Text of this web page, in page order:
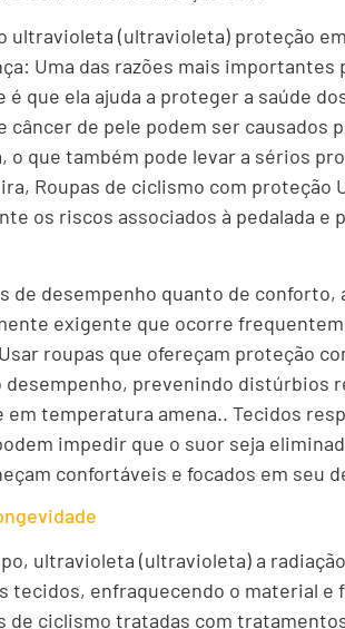
ultravioleta (ultravioleta) proteção
Uma das razões mais importantes
que ela ajuda a proteger a saúde
câncer de pele podem ser causados
o que também pode levar a sérios
Roupas de ciclismo com proteção
os riscos associados à pedalada e
de desempenho quanto de conforto,
exigente que ocorre
roupas que ofereçam proteção
desempenho, prevenindo distúrbios
em temperatura amena.. Tecidos
impedir que o suor seja
confortáveis ​​e focados em seu
ultravioleta (ultravioleta) a
tecidos, enfraquecendo o material e
de ciclismo tratadas com